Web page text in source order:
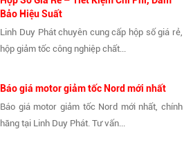
Bảo Hiệu Suất
Linh Duy Phát chuyên cung cấp hộp số giá rẻ,
hộp giảm tốc công nghiệp chất...
Báo giá motor giảm tốc Nord mới nhất
Báo giá motor giảm tốc Nord mới nhất, chính
hãng tại Linh Duy Phát. Tư vấn...